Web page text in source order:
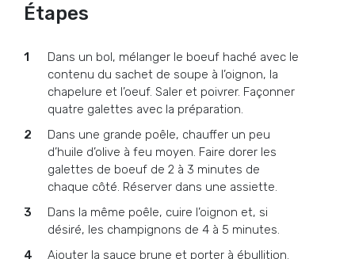
Étapes
Dans un bol, mélanger le boeuf haché avec le
contenu du sachet de soupe à l’oignon, la
chapelure et l’oeuf. Saler et poivrer. Façonner
quatre galettes avec la préparation.
Dans une grande poêle, chauffer un peu
d’huile d’olive à feu moyen. Faire dorer les
galettes de boeuf de 2 à 3 minutes de
chaque côté. Réserver dans une assiette.
Dans la même poêle, cuire l’oignon et, si
désiré, les champignons de 4 à 5 minutes.
Ajouter la sauce brune et porter à ébullition.